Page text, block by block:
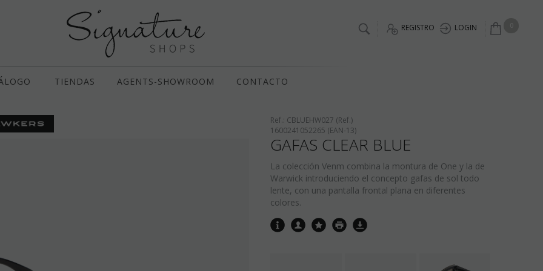
REGISTRO LOGIN
TIENDAS AGENTS-SHOWROOM CONTACTO
Ref.: CBLUEHW027 (Ref.)
1600241052265 (EAN-13)
GAFAS CLEAR BLUE
La colección Venm combina la montura de One y la de
Warwick introduciendo el concepto gafas de sol todo
lente, con una pantalla frontal plana en diferentes
colores.